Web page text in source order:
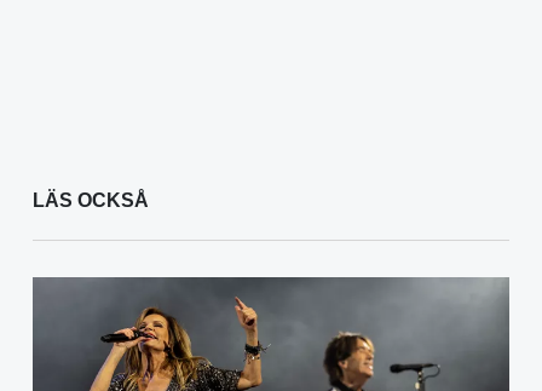
LÄS OCKSÅ